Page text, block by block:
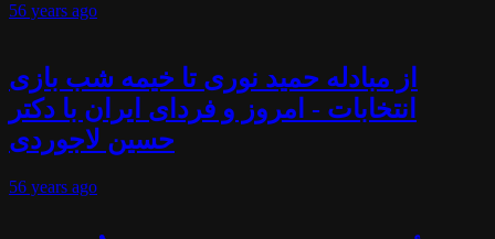
56 years ago
از مبادله حمید نوری تا خیمه شب بازی
انتخابات - امروز و فردای ایران با دکتر
حسین لاجوردی
56 years ago